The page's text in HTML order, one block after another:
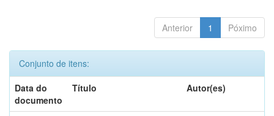
Anterior 1 Póximo
Conjunto de itens:
Data do
documento
Título Autor(es)